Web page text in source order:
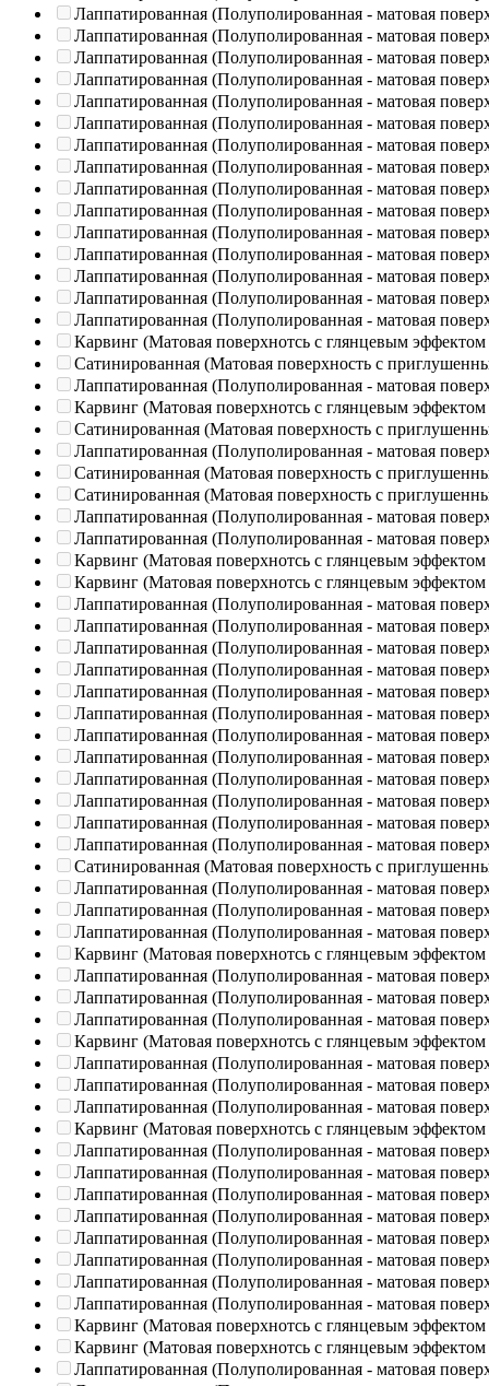
Лаппатированная (Полуполированная - матовая
Лаппатированная (Полуполированная - матовая
Лаппатированная (Полуполированная - матовая
Лаппатированная (Полуполированная - матовая
Лаппатированная (Полуполированная - матовая
Лаппатированная (Полуполированная - матовая
Лаппатированная (Полуполированная - матовая
Лаппатированная (Полуполированная - матовая
Лаппатированная (Полуполированная - матовая
Лаппатированная (Полуполированная - матовая
Лаппатированная (Полуполированная - матовая
Лаппатированная (Полуполированная - матовая
Лаппатированная (Полуполированная - матовая
Лаппатированная (Полуполированная - матовая
Лаппатированная (Полуполированная - матовая
Карвинг (Матовая поверхнотсь с глянцевым эффектом
Сатинированная (Матовая поверхность с
Лаппатированная (Полуполированная - матовая
Карвинг (Матовая поверхнотсь с глянцевым эффектом
Сатинированная (Матовая поверхность с
Лаппатированная (Полуполированная - матовая
Сатинированная (Матовая поверхность с
Сатинированная (Матовая поверхность с
Лаппатированная (Полуполированная - матовая
Лаппатированная (Полуполированная - матовая
Карвинг (Матовая поверхнотсь с глянцевым эффектом
Карвинг (Матовая поверхнотсь с глянцевым эффектом
Лаппатированная (Полуполированная - матовая
Лаппатированная (Полуполированная - матовая
Лаппатированная (Полуполированная - матовая
Лаппатированная (Полуполированная - матовая
Лаппатированная (Полуполированная - матовая
Лаппатированная (Полуполированная - матовая
Лаппатированная (Полуполированная - матовая
Лаппатированная (Полуполированная - матовая
Лаппатированная (Полуполированная - матовая
Лаппатированная (Полуполированная - матовая
Лаппатированная (Полуполированная - матовая
Лаппатированная (Полуполированная - матовая
Сатинированная (Матовая поверхность с
Лаппатированная (Полуполированная - матовая
Лаппатированная (Полуполированная - матовая
Лаппатированная (Полуполированная - матовая
Карвинг (Матовая поверхнотсь с глянцевым эффектом
Лаппатированная (Полуполированная - матовая
Лаппатированная (Полуполированная - матовая
Лаппатированная (Полуполированная - матовая
Карвинг (Матовая поверхнотсь с глянцевым эффектом
Лаппатированная (Полуполированная - матовая
Лаппатированная (Полуполированная - матовая
Лаппатированная (Полуполированная - матовая
Карвинг (Матовая поверхнотсь с глянцевым эффектом
Лаппатированная (Полуполированная - матовая
Лаппатированная (Полуполированная - матовая
Лаппатированная (Полуполированная - матовая
Лаппатированная (Полуполированная - матовая
Лаппатированная (Полуполированная - матовая
Лаппатированная (Полуполированная - матовая
Лаппатированная (Полуполированная - матовая
Лаппатированная (Полуполированная - матовая
Карвинг (Матовая поверхнотсь с глянцевым эффектом
Карвинг (Матовая поверхнотсь с глянцевым эффектом
Лаппатированная (Полуполированная - матовая